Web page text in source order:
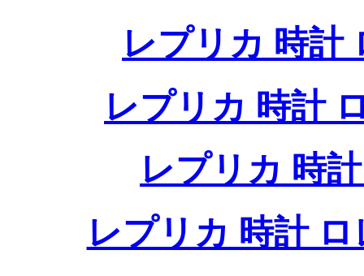
レプリカ 時計
レプリカ 時計
レプリカ 時
レプリカ 時計